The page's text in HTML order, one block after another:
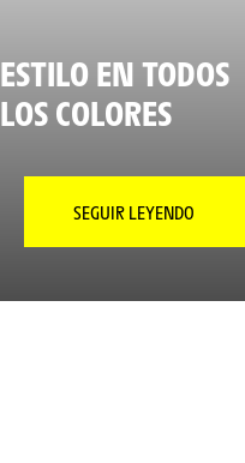
ESTILO EN TODOS
LOS COLORES
SEGUIR LEYENDO